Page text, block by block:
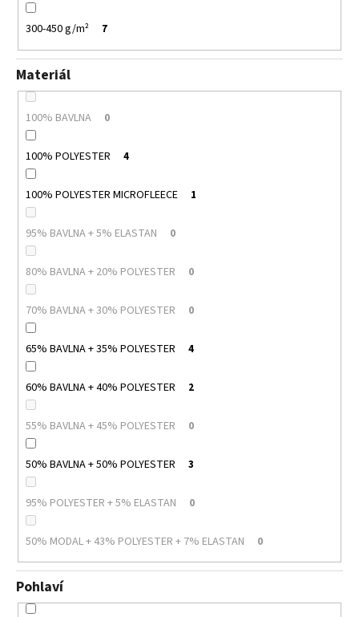
300-450 g/m² 7
Materiál
100% BAVLNA 0
100% POLYESTER 4
100% POLYESTER MICROFLEECE 1
95% BAVLNA + 5% ELASTAN 0
80% BAVLNA + 20% POLYESTER 0
70% BAVLNA + 30% POLYESTER 0
65% BAVLNA + 35% POLYESTER 4
60% BAVLNA + 40% POLYESTER 2
55% BAVLNA + 45% POLYESTER 0
50% BAVLNA + 50% POLYESTER 3
95% POLYESTER + 5% ELASTAN 0
50% MODAL + 43% POLYESTER + 7% ELASTAN 0
Pohlaví